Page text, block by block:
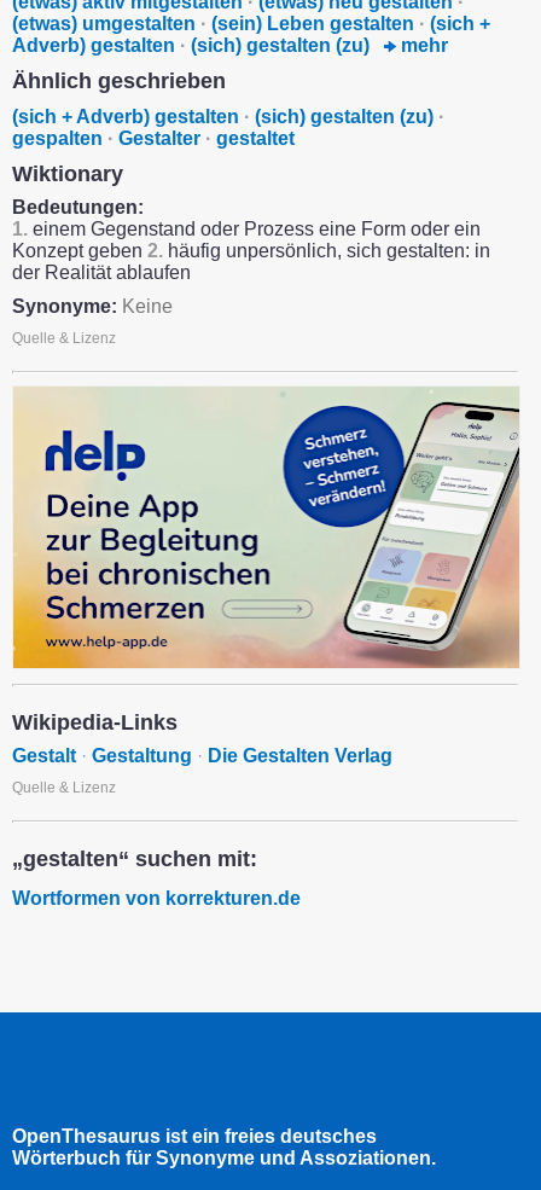
(etwas) umgestalten · (sein) Leben gestalten · (sich +
Adverb) gestalten · (sich) gestalten (zu) mehr
Ähnlich geschrieben
(sich + Adverb) gestalten · (sich) gestalten (zu) ·
gespalten · Gestalter · gestaltet
Wiktionary
Bedeutungen:
1. einem Gegenstand oder Prozess eine Form oder ein
Konzept geben 2. häufig unpersönlich, sich gestalten: in
der Realität ablaufen
Synonyme: Keine
Quelle & Lizenz
Wikipedia-Links
Gestalt · Gestaltung · Die Gestalten Verlag
Quelle & Lizenz
„gestalten“ suchen mit:
Wortformen von korrekturen.de
OpenThesaurus ist ein freies deutsches
Wörterbuch für Synonyme und Assoziationen.